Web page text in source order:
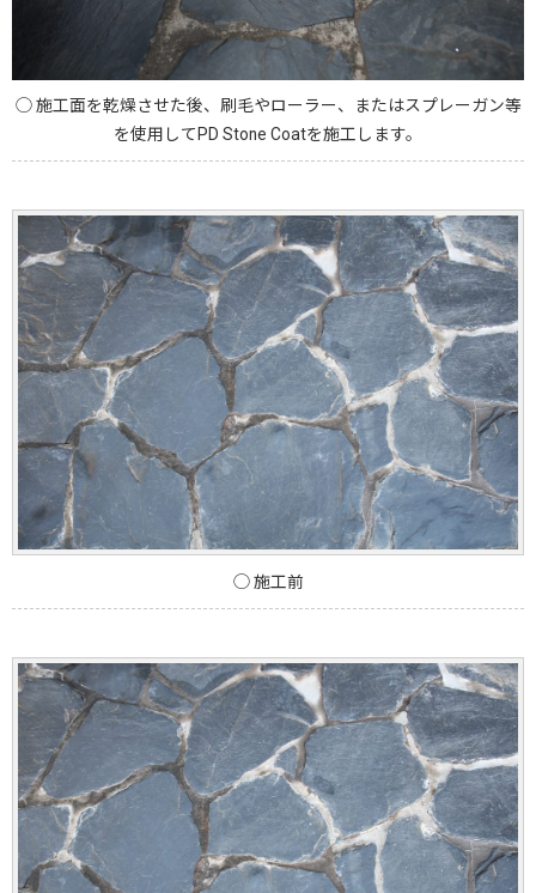
◯ 施工面を乾燥させた後、刷毛やローラー、またはスプレーガン等
を使用してPD Stone Coatを施工します。
◯ 施工前